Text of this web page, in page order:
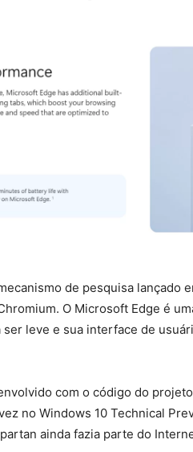
de pesquisa lançado
O Microsoft Edge é
leve e sua interface de
com o código do
no Windows 10 Technical
ainda fazia parte do